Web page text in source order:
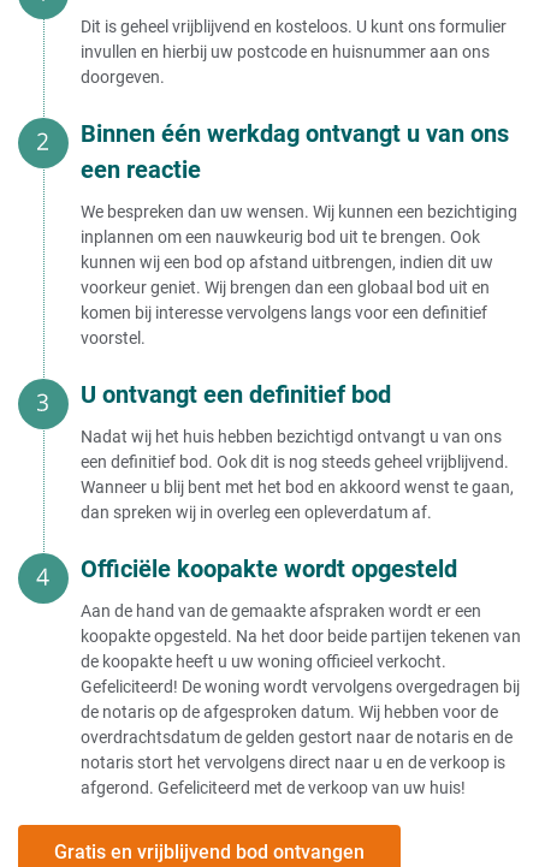
Dit is geheel vrijblijvend en kosteloos. U kunt ons formulier
invullen en hierbij uw postcode en huisnummer aan ons
doorgeven.
Binnen één werkdag ontvangt u van ons
een reactie
We bespreken dan uw wensen. Wij kunnen een bezichtiging
inplannen om een nauwkeurig bod uit te brengen. Ook
kunnen wij een bod op afstand uitbrengen, indien dit uw
voorkeur geniet. Wij brengen dan een globaal bod uit en
komen bij interesse vervolgens langs voor een definitief
voorstel.
U ontvangt een definitief bod
Nadat wij het huis hebben bezichtigd ontvangt u van ons
een definitief bod. Ook dit is nog steeds geheel vrijblijvend.
Wanneer u blij bent met het bod en akkoord wenst te gaan,
dan spreken wij in overleg een opleverdatum af.
Officiële koopakte wordt opgesteld
Aan de hand van de gemaakte afspraken wordt er een
koopakte opgesteld. Na het door beide partijen tekenen van
de koopakte heeft u uw woning officieel verkocht.
Gefeliciteerd! De woning wordt vervolgens overgedragen bij
de notaris op de afgesproken datum. Wij hebben voor de
overdrachtsdatum de gelden gestort naar de notaris en de
notaris stort het vervolgens direct naar u en de verkoop is
afgerond. Gefeliciteerd met de verkoop van uw huis!
Gratis en vrijblijvend bod ontvangen